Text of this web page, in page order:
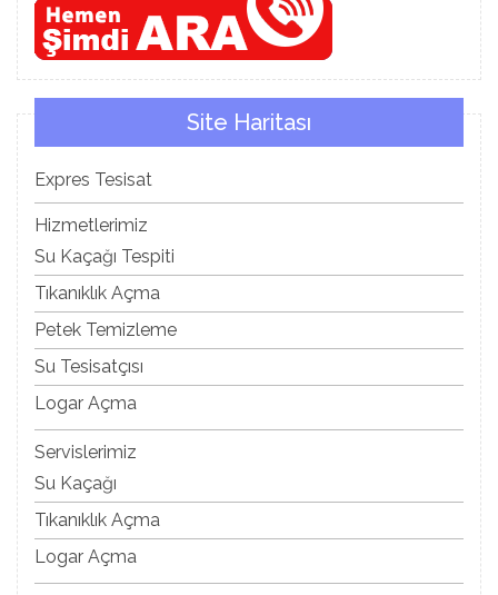
Site Haritası
Expres Tesisat
Hizmetlerimiz
Su Kaçağı Tespiti
Tıkanıklık Açma
Petek Temizleme
Su Tesisatçısı
Logar Açma
Servislerimiz
Su Kaçağı
Tıkanıklık Açma
Logar Açma